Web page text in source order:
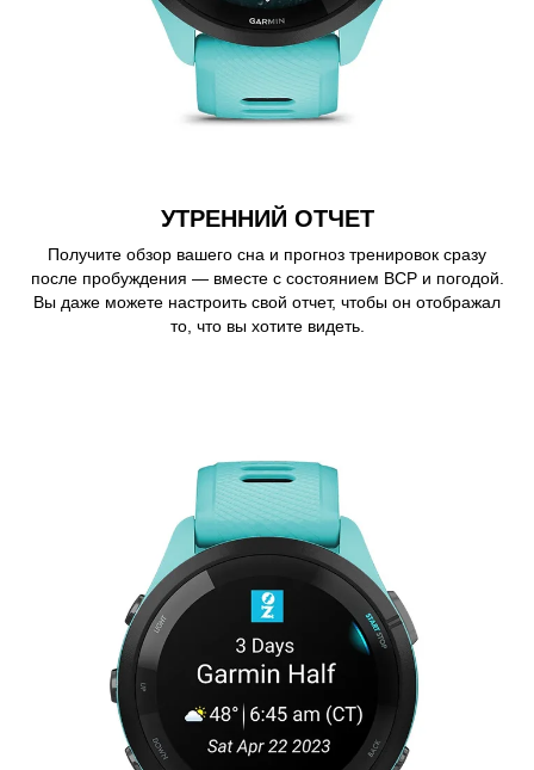
УТРЕННИЙ ОТЧЕТ
Получите обзор вашего сна и прогноз тренировок сразу
после пробуждения — вместе с состоянием ВСР и погодой.
Вы даже можете настроить свой отчет, чтобы он отображал
то, что вы хотите видеть.